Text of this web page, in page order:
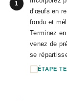
1
d'œufs en
fondu et
Terminez
venez de
se
ÉTAPE